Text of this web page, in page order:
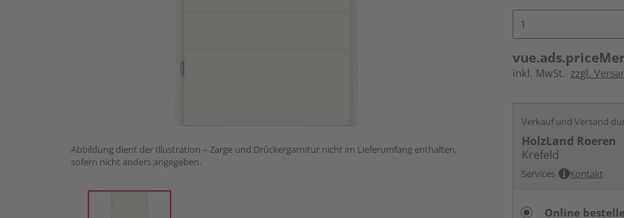
Abbildung dient der Illustration – Zarge und Drückergarnitur nicht im Lieferumfang enthalten,
sofern nicht anders angegeben.
inkl. MwSt. zzgl.
Verkauf und Versand
HolzLand Roeren
Krefeld
Services Kontakt
Online